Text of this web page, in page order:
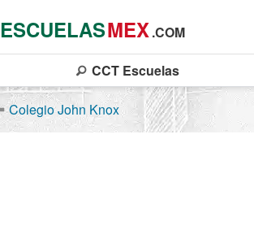
ESCUELASMEX.COM
CCT Escuelas
Colegio John Knox